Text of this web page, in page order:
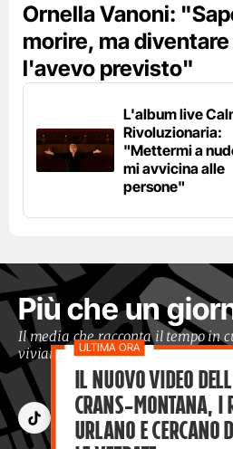
Ornella Vanoni:
morire, ma
l'avevo previsto"
L'album live
Rivoluzionaria:
"Mettermi a
mi avvicina alle
persone"
Più che un
Il media che racconta il tempo in
viviamo con occhi moderni
Il nuovo video
Crans-Montana, i
Urlano e cercano